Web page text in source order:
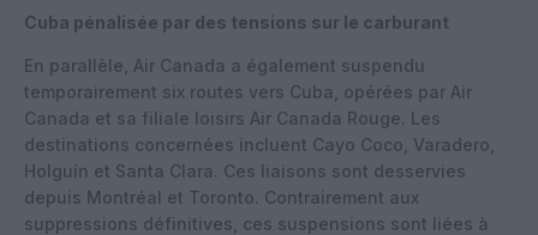
Cuba pénalisée par des tensions sur le carburant
En parallèle, Air Canada a également suspendu
temporairement six routes vers Cuba, opérées par Air
Canada et sa filiale loisirs Air Canada Rouge. Les
destinations concernées incluent Cayo Coco, Varadero,
Holguín et Santa Clara. Ces liaisons sont desservies
depuis Montréal et Toronto. Contrairement aux
suppressions définitives, ces suspensions sont liées à